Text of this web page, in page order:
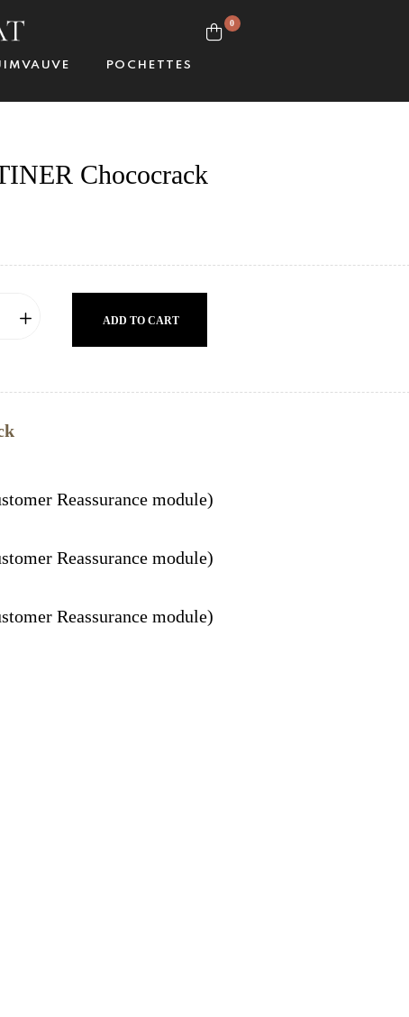
0
POCHETTES
Chococrack
ADD TO CART
Reassurance module)
Reassurance module)
Reassurance module)